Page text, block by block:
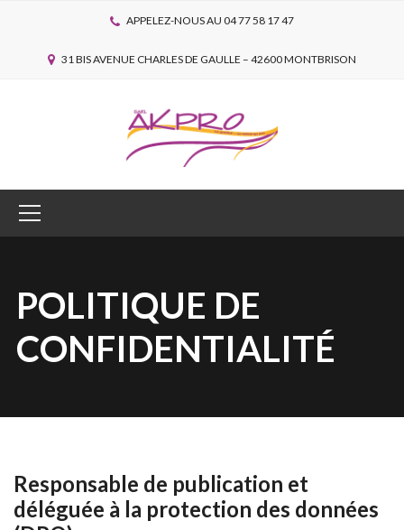
APPELEZ-NOUS AU 04 77 58 17 47
31 BIS AVENUE CHARLES DE GAULLE – 42600 MONTBRISON
POLITIQUE DE
CONFIDENTIALITÉ
Responsable de publication et
déléguée à la protection des données